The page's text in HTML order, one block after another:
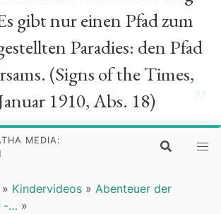
gibt nur einen Pfad zum
Paradies: den Pfad
(Signs of the Times,
1910, Abs. 18)
MEDIA:
» Kindervideos » Abenteuer der
-… »